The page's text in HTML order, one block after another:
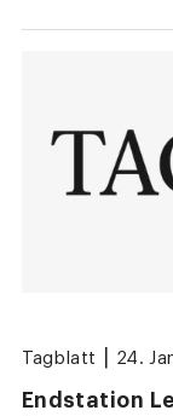
Tagblatt 24.
Endstation